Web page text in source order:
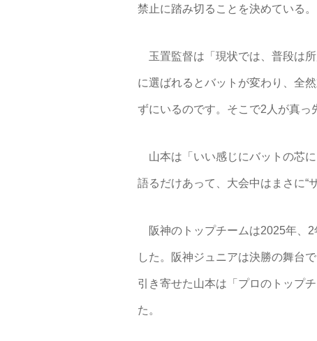
禁止に踏み切ることを決めている。
玉置監督は「現状では、普段は所
に選ばれるとバットが変わり、全
ずにいるのです。そこで2人が真っ
山本は「いい感じにバットの芯
語るだけあって、大会中はまさに“
阪神のトップチームは2025年、2
した。阪神ジュニアは決勝の舞台
引き寄せた山本は「プロのトップ
た。